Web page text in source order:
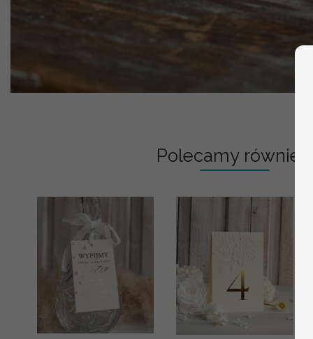
Polecamy również: